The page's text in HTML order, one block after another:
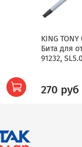
KING TONY
Бита для
91232,
270 руб